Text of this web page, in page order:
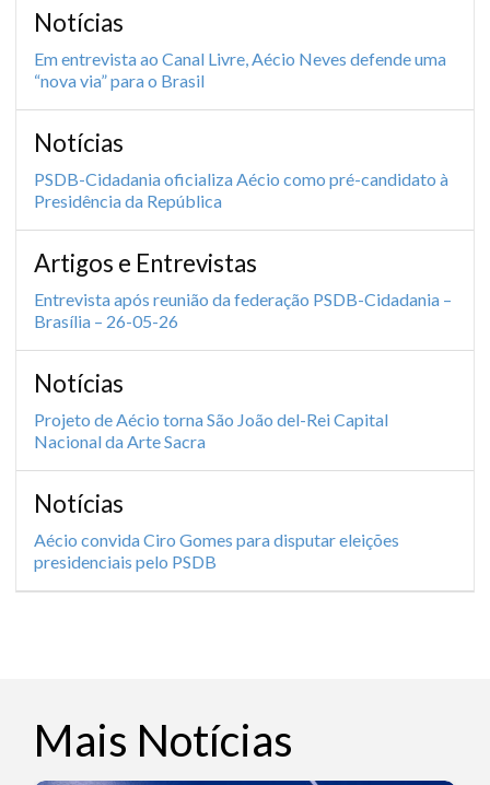
Notícias
Em entrevista ao Canal Livre, Aécio Neves defende uma
“nova via” para o Brasil
Notícias
PSDB-Cidadania oficializa Aécio como pré-candidato à
Presidência da República
Artigos e Entrevistas
Entrevista após reunião da federação PSDB-Cidadania –
Brasília – 26-05-26
Notícias
Projeto de Aécio torna São João del-Rei Capital
Nacional da Arte Sacra
Notícias
Aécio convida Ciro Gomes para disputar eleições
presidenciais pelo PSDB
Mais Notícias